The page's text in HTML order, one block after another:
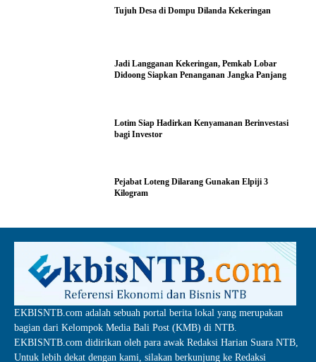
Tujuh Desa di Dompu Dilanda Kekeringan
Jadi Langganan Kekeringan, Pemkab Lobar
Didoong Siapkan Penanganan Jangka Panjang
Lotim Siap Hadirkan Kenyamanan Berinvestasi
bagi Investor
Pejabat Loteng Dilarang Gunakan Elpiji 3
Kilogram
EKBISNTB.com adalah sebuah portal berita lokal yang merupakan
bagian dari Kelompok Media Bali Post (KMB) di NTB.
EKBISNTB.com didirikan oleh para awak Redaksi Harian Suara NTB,
Untuk lebih dekat dengan kami, silakan berkunjung ke Redaksi